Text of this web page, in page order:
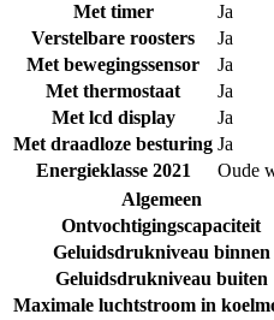
Met timer
Ja
Verstelbare roosters
Ja
Met bewegingssensor
Ja
Met thermostaat
Ja
Met lcd display
Ja
Met draadloze besturing Ja
Energieklasse 2021
Oude
Algemeen
Ontvochtigingscapaciteit
Geluidsdrukniveau binnen
Geluidsdrukniveau buiten
Maximale luchtstroom in